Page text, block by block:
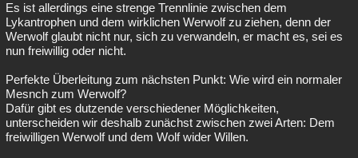
Es ist allerdings eine strenge Trennlinie zwischen dem
Lykantrophen und dem wirklichen Werwolf zu ziehen, denn der
Werwolf glaubt nicht nur, sich zu verwandeln, er macht es, sei es
nun freiwillig oder nicht.
Perfekte Überleitung zum nächsten Punkt: Wie wird ein normaler
Mesnch zum Werwolf?
Dafür gibt es dutzende verschiedener Möglichkeiten,
unterscheiden wir deshalb zunächst zwischen zwei Arten: Dem
freiwilligen Werwolf und dem Wolf wider Willen.